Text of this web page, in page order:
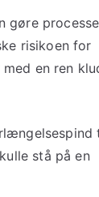
gøre
risikoen for
en ren
stå på en